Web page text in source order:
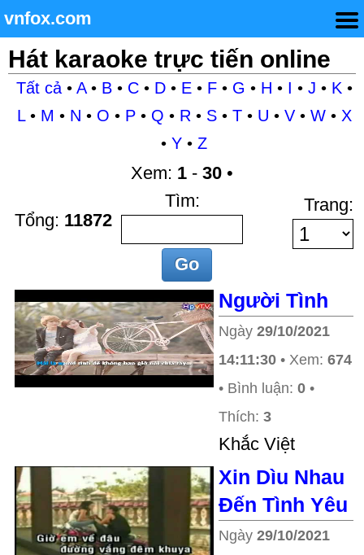
vnfox.com
Hát karaoke trực tiến online
Tất cả• A• B• C• D• E• F• G • H • I • J • K •
L• M • N • O • P• Q • R • S• T• U • V• W• X
• Y • Z
Tổng: 11872
Xem: 1 - 30 •
Tìm:
Trang:
Người Tình
Ngày 29/10/2021
14:11:30 • Xem: 674
• Bình luận: 0 •
Thích: 3
Khắc Việt
Xin Dìu Nhau
Đến Tình Yêu
Ngày 29/10/2021